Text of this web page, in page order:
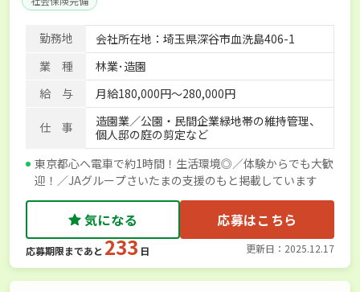
勤務地
会社所在地：埼玉県深谷市血洗島406-1
業 種
林業･造園
給 与
月給180,000円～280,000円
仕 事
造園業／公園・民間企業緑地帯の維持管理、
個人邸の庭の剪定など
東京都心へ電車で約1時間！生活環境◎／体験からでも大歓
迎！／JAグループさいたまの支援のもと掲載しています
気になる 応募はこちら
応募期限まであと 233 日 更新日：2025.12.17